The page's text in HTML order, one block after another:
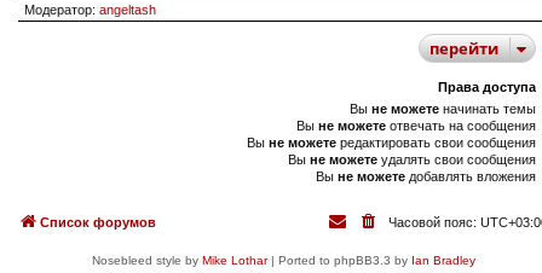
Модератор: angeltash
перейти
Права доступа
Вы не можете начинать темы
Вы не можете отвечать на сообщения
Вы не можете редактировать свои сообщения
Вы не можете удалять свои сообщения
Вы не можете добавлять вложения
Список форумов Часовой пояс:
Nosebleed style by Mike Lothar| Ported to phpBB3.3 by Ian Bradley